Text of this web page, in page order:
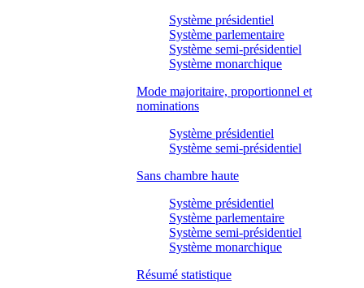
Système présidentiel
Système parlementaire
Système semi-présidentiel
Système monarchique
Mode majoritaire, proportionnel et
nominations
Système présidentiel
Système semi-présidentiel
Sans chambre haute
Système présidentiel
Système parlementaire
Système semi-présidentiel
Système monarchique
Résumé statistique